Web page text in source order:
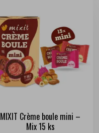
MIXIT Crème boule mini –
Mix 15 ks